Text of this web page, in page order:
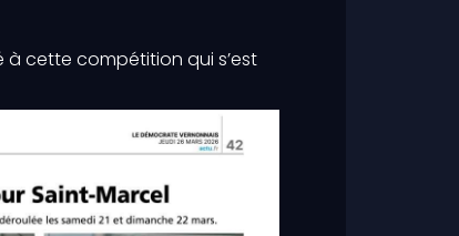
cette compétition qui s’est